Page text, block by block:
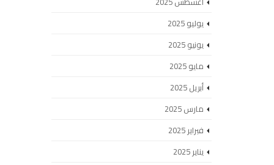
يوليو 2025
يونيو 2025
مايو 2025
أبريل 2025
مارس 2025
فبراير 2025
يناير 2025